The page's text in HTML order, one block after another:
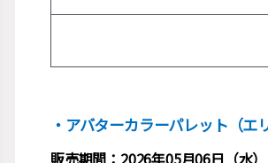
・アバターカラーパレット（エ
販売期間：2026年05月06日（水